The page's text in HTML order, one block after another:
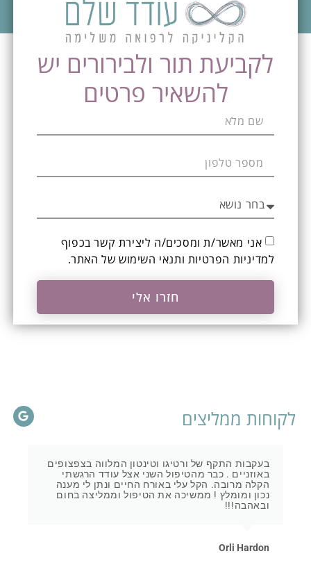
לקביעת תור ולבירורים יש
להשאיר פרטים
אני מאשר/ת ומסכים/ה ליצירת קשר בכפוף
למדיניות הפרטיות ותנאי השימוש של האתר.
חזרו אלי
לקוחות ממליצים
מטפל מצוין ומקצועי. הגעתי עם כאבים ונימול בכתף
שהפריעו לי לתפקוד, איתר במהירות את מקור הלחץ,
שילב טכניקות והביא להקלה משמעותית כבר בטיפול
הראשון.